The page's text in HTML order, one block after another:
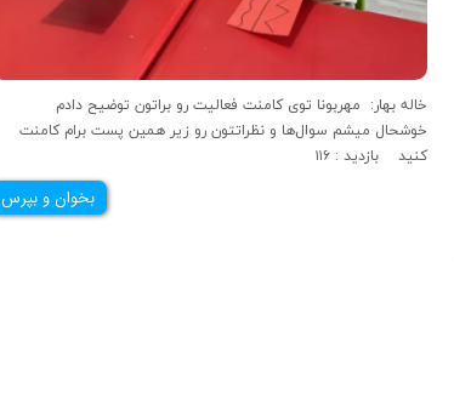
خوشحال میشم سوال‌ها و نظراتتون رو زیر همین پست برام کامنت
کنید بازدید : ۱۱۶
بخوان و بپرس